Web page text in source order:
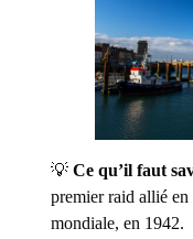
💡Ce qu’il faut
premier raid allié
mondiale, en 1942.